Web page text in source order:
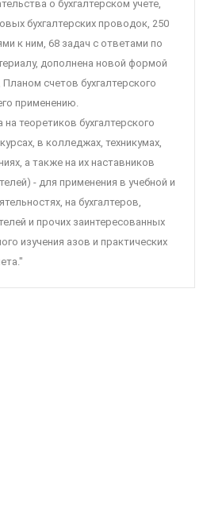
о бухгалтерском учете,
бухгалтерских проводок, 250
к ним, 68 задач с ответами по
дополнена новой формой
Планом счетов бухгалтерского
применению.
на теоретиков бухгалтерского
в колледжах, техникумах,
а также на их наставников
- для применения в учебной и
на бухгалтеров,
и прочих заинтересованных
изучения азов и практических